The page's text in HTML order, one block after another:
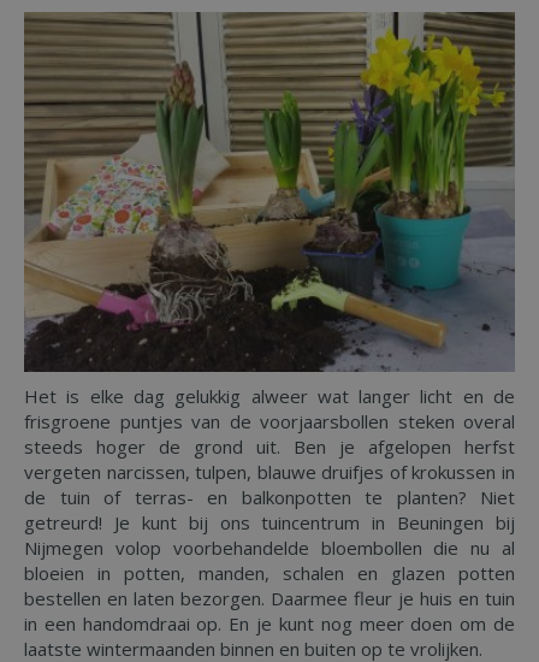
Het is elke dag gelukkig alweer wat langer licht en de
frisgroene puntjes van de voorjaarsbollen steken overal
steeds hoger de grond uit. Ben je afgelopen herfst
vergeten narcissen, tulpen, blauwe druifjes of krokussen in
de tuin of terras- en balkonpotten te planten? Niet
getreurd! Je kunt bij ons tuincentrum in Beuningen bij
Nijmegen volop voorbehandelde bloembollen die nu al
bloeien in potten, manden, schalen en glazen potten
bestellen en laten bezorgen. Daarmee fleur je huis en tuin
in een handomdraai op. En je kunt nog meer doen om de
laatste wintermaanden binnen en buiten op te vrolijken.